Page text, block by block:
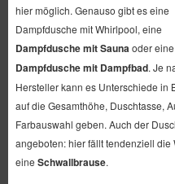
hier möglich. Genauso gibt es eine
Dampfdusche mit Whirlpool, eine
Dampfdusche mit Sauna oder eine
Dampfdusche mit Dampfbad. Je
Hersteller kann es Unterschiede in
auf die Gesamthöhe, Duschtasse,
Farbauswahl geben. Auch der
angeboten: hier fällt tendenziell
eine Schwallbrause.